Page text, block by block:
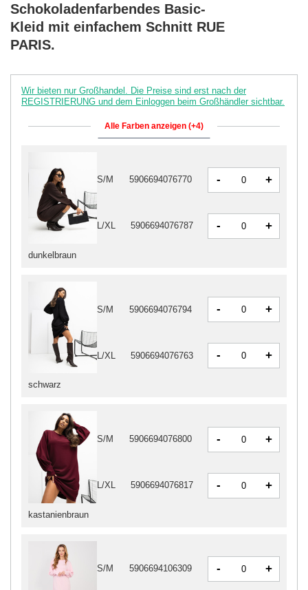
Schokoladenfarbendes Basic-
Kleid mit einfachem Schnitt RUE
PARIS.
Wir bieten nur Großhandel. Die Preise sind erst nach der
REGISTRIERUNG und dem Einloggen beim Großhändler sichtbar.
Alle Farben anzeigen (+4)
schwarz
S/M 5906694076794 - +
L/XL 5906694076763 - +
kastanienbraun
S/M 5906694076800 - +
L/XL 5906694076817 - +
S/M 5906694106309 - +
dunkelbraun
S/M 5906694076770 - +
L/XL 5906694076787 - +